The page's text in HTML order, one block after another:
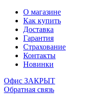
О магазине
Как купить
Доставка
Гарантия
Страхование
Контакты
Новинки
Офис ЗАКРЫТ
Обратная связь